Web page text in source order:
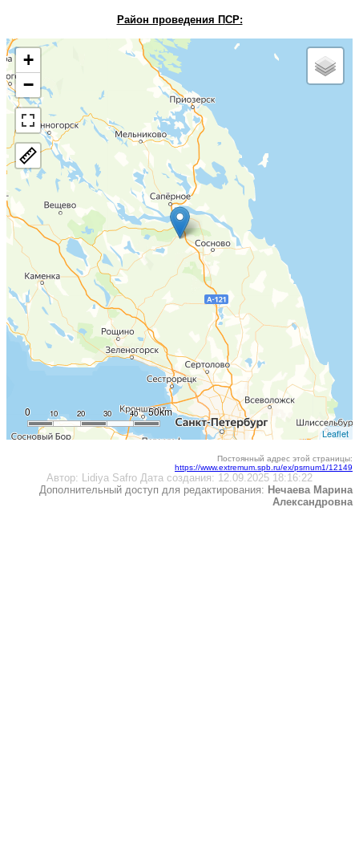
Район проведения ПСР:
+
−
10
0 20 30 40 50km
Leaflet
Постоянный адрес этой страницы:
https://www.extremum.spb.ru/ex/psrnum1/12149
Автор: Lidiya Safro Дата создания: 12.09.2025 18:16:22
Дополнительный доступ для редактирования: Нечаева Марина
Александровна